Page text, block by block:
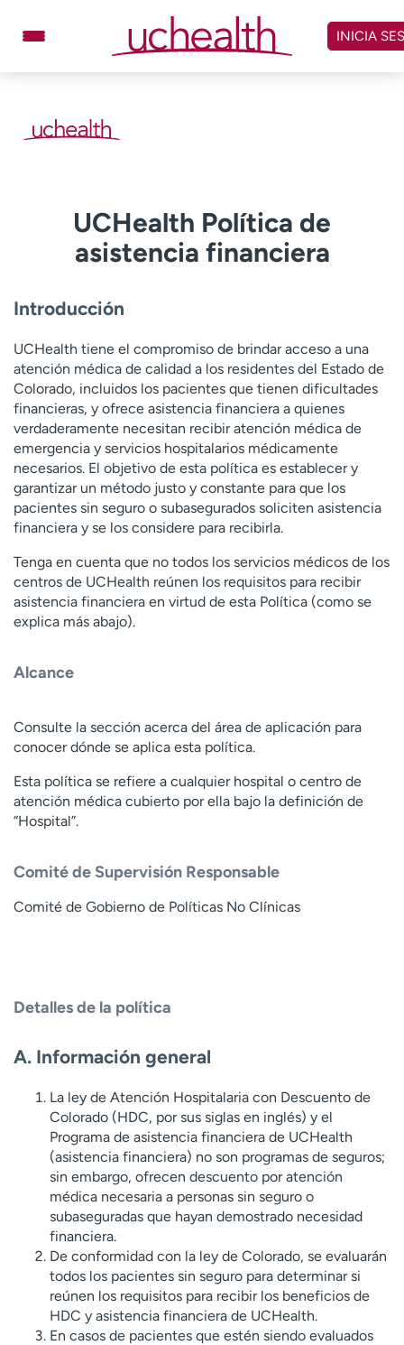
contenido
Ubicaciones
Facturación y precios
Remisiones
Inicie sesión en My Health Connection
Acerca de UCHealth
Clases y eventos
Ready. Set. CO.
Ensayos clínicos
Empleados
Profesionales
Atención a medios de
comunicación
Asistencia financiera
Contáctenos Noticias e historias
A
y
ú
d
m
e
n
o
n
t
a
r
INICIA
UCHealth Política de
asistencia financiera
Introducción
UCHealth tiene el compromiso de brindar acceso a una
atención médica de calidad a los residentes del Estado de
Colorado, incluidos los pacientes que tienen dificultades
financieras, y ofrece asistencia financiera a quienes
verdaderamente necesitan recibir atención médica de
emergencia y servicios hospitalarios médicamente
necesarios. El objetivo de esta política es establecer y
garantizar un método justo y constante para que los
pacientes sin seguro o subasegurados soliciten asistencia
financiera y se los considere para recibirla.
Tenga en cuenta que no todos los servicios médicos de los
centros de UCHealth reúnen los requisitos para recibir
asistencia financiera en virtud de esta Política (como se
explica más abajo).
Alcance
Consulte la sección acerca del área de aplicación para
conocer dónde se aplica esta política.
Esta política se refiere a cualquier hospital o centro de
atención médica cubierto por ella bajo la definición de
“Hospital”.
Comité de Supervisión Responsable
Comité de Gobierno de Políticas No Clínicas
Detalles de la política
A. Información general
La ley de Atención Hospitalaria con Descuento de
Colorado (HDC, por sus siglas en inglés) y el
Programa de asistencia financiera de UCHealth
(asistencia financiera) no son programas de seguros;
sin embargo, ofrecen descuento por atención
médica necesaria a personas sin seguro o
subaseguradas que hayan demostrado necesidad
financiera.
De conformidad con la ley de Colorado, se evaluarán
todos los pacientes sin seguro para determinar si
reúnen los requisitos para recibir los beneficios de
HDC y asistencia financiera de UCHealth.
En casos de pacientes que estén siendo evaluados